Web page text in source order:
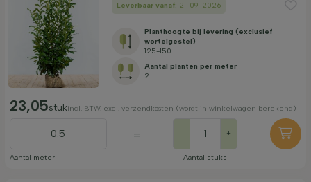
Leverbaar vanaf: 21-09-2026
Planthoogte bij levering (exclusief
wortelgestel)
125-150
Aantal planten per meter
2
23,05stukincl. BTW. excl. verzendkosten (wordt in winkelwagen berekend)
Aantal meter
= - +
Aantal stuks